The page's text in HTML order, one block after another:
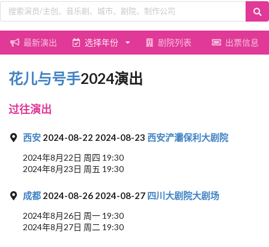
最新演出 选择年份 剧院列表 出票信息
花儿与号手2024演出
过往演出
西安 2024-08-22 2024-08-23 西安浐灞保利大剧院
2024年8月22日 周四 19:30
2024年8月23日 周五 19:30
成都 2024-08-26 2024-08-27 四川大剧院大剧场
2024年8月26日 周一 19:30
2024年8月27日 周二 19:30